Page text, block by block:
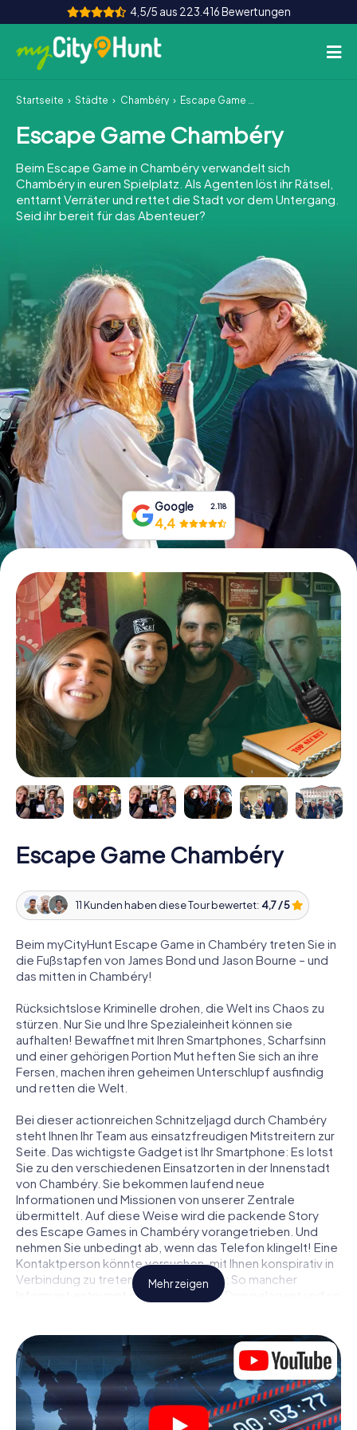
4,5/5 aus 223.416 Bewertungen
So funktioniert's
Städte
Touren
Teamevent
INT AT CH
DE
ES
FR UK
IE
IT
NL
Tickets buchen
Gutscheine bestellen
Startseite Städte Chambéry Escape Game Chambéry
Escape Game Chambéry
Beim Escape Game in Chambéry verwandelt sich
Chambéry in euren Spielplatz. Als Agenten löst ihr Rätsel,
enttarnt Verräter und rettet die Stadt vor dem Untergang.
Seid ihr bereit für das Abenteuer?
Google 2.118
4,4
Escape Game Chambéry
11 Kunden haben diese Tour bewertet: 4,7 / 5
Beim myCityHunt Escape Game in Chambéry treten Sie in
die Fußstapfen von James Bond und Jason Bourne – und
das mitten in Chambéry!
Rücksichtslose Kriminelle drohen, die Welt ins Chaos zu
stürzen. Nur Sie und Ihre Spezialeinheit können sie
aufhalten! Bewaffnet mit Ihren Smartphones, Scharfsinn
und einer gehörigen Portion Mut heften Sie sich an ihre
Fersen, machen ihren geheimen Unterschlupf ausfindig
und retten die Welt.
Bei dieser actionreichen Schnitzeljagd durch Chambéry
steht Ihnen Ihr Team aus einsatzfreudigen Mitstreitern zur
Seite. Das wichtigste Gadget ist Ihr Smartphone: Es lotst
Sie zu den verschiedenen Einsatzorten in der Innenstadt
von Chambéry. Sie bekommen laufend neue
Informationen und Missionen von unserer Zentrale
übermittelt. Auf diese Weise wird die packende Story
des Escape Games in Chambéry vorangetrieben. Und
nehmen Sie unbedingt ab, wenn das Telefon klingelt! Eine
Kontaktperson könnte versuchen, mit Ihnen konspirativ in
Verbindung zu treten … Doch Vorsicht: So mancher
Informant entpuppt sich als dubioser Doppelagent und so
und vor allem: Vertrauen Sie niemandem!
Anders als in einem klassischen Escape Room in
Chambéry sind Sie also nicht in ein Zimmer eingesperrt,
aus dem Sie sich in einem vorgegebenen Zeitfenster
befreien müssen. Diese Smartphone Schnitzeljagd erklärt
Mehr zeigen